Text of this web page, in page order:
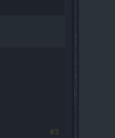
#3